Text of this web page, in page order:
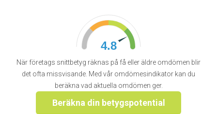
4.8
När företags snittbetyg räknas på få eller äldre omdömen blir
det ofta missvisande. Med vår omdömesindikator kan du
beräkna vad aktuella omdömen ger.
Beräkna din betygspotential